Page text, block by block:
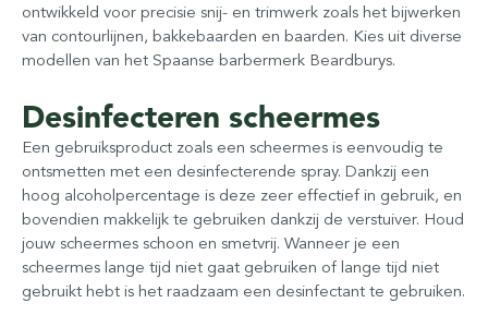
ontwikkeld voor precisie snij- en trimwerk zoals het bijwerken
van contourlijnen, bakkebaarden en baarden. Kies uit diverse
modellen van het Spaanse barbermerk Beardburys.
Desinfecteren scheermes
Een gebruiksproduct zoals een scheermes is eenvoudig te
ontsmetten met een desinfecterende spray. Dankzij een
hoog alcoholpercentage is deze zeer effectief in gebruik, en
bovendien makkelijk te gebruiken dankzij de verstuiver. Houd
jouw scheermes schoon en smetvrij. Wanneer je een
scheermes lange tijd niet gaat gebruiken of lange tijd niet
gebruikt hebt is het raadzaam een desinfectant te gebruiken.